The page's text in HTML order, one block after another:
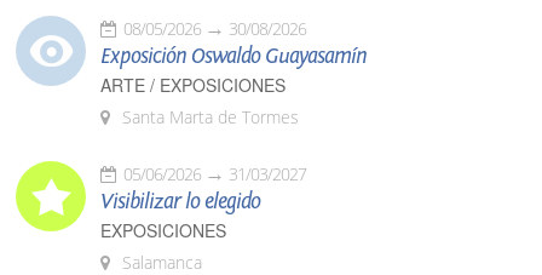
08/05/2026 30/08/2026
Exposición Oswaldo Guayasamín
ARTE / EXPOSICIONES
Santa Marta de Tormes
05/06/2026 31/03/2027
Visibilizar lo elegido
EXPOSICIONES
Salamanca